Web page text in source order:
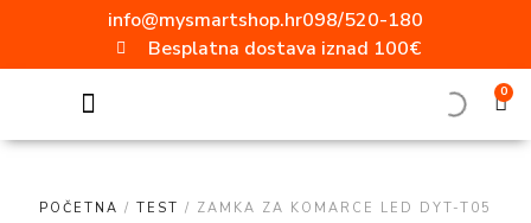
info@mysmartshop.hr098/520-180
Besplatna dostava iznad 100€
0
POČETNA / TEST / ZAMKA ZA KOMARCE LED DYT-T05